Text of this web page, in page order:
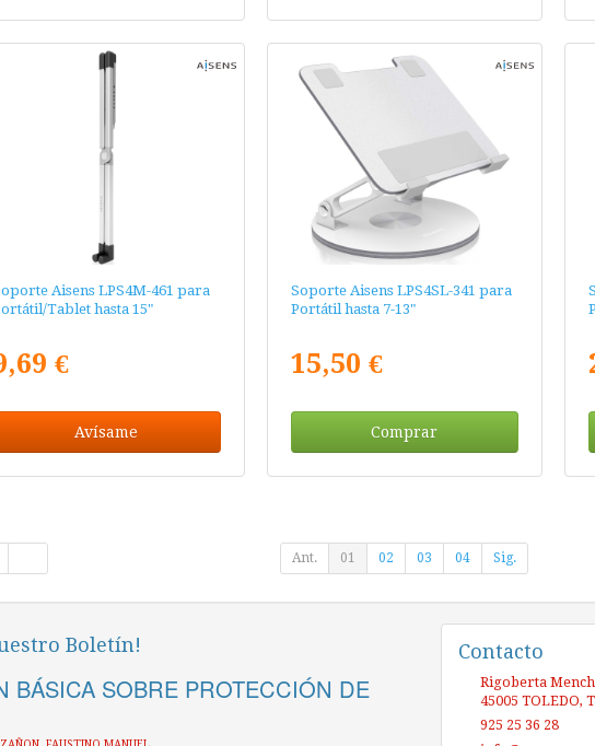
Aisens LPS4M-461 para
Tablet hasta 15"
€
Avísame
Soporte Aisens LPS4SL-341 para
Portátil hasta 7-13"
15,50 €
Comprar
Ant. 01 02 03 04 Sig.
Boletín!
BÁSICA SOBRE PROTECCIÓN DE
Contacto
Rigoberta
45005 TOLEDO,
925 25 36 28